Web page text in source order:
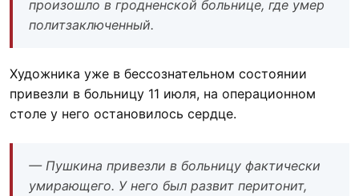
произошло в гродненской больнице, где умер
политзаключенный.
Художника уже в бессознательном состоянии
привезли в больницу 11 июля, на операционном
столе у него остановилось сердце.
— Пушкина привезли в больницу фактически
умирающего. У него был развит перитонит,